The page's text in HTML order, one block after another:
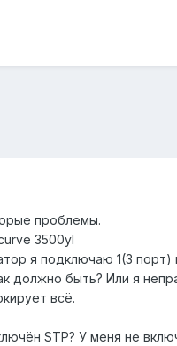
проблемы.
3500yl
я подключаю 1(3
должно быть? Или я
всё.
STP? У меня не